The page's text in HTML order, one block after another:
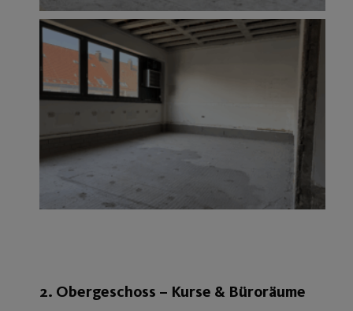
2. Obergeschoss – Kurse & Büroräume